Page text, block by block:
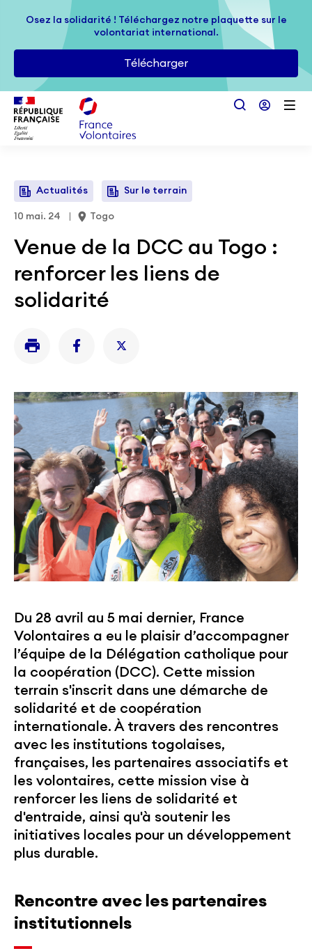
Passer au contenu principal
Osez la solidarité ! Téléchargez notre plaquette sur le
volontariat international.
Télécharger
Osez la solidarité ! Téléchargez notre plaquette sur le
volontariat international.
Télécharger
Actualités Sur le terrain
10 mai. 24 Togo
Venue de la DCC au Togo :
renforcer les liens de
solidarité
Du 28 avril au 5 mai dernier, France
Volontaires a eu le plaisir d’accompagner
l’équipe de la Délégation catholique pour
la coopération (DCC). Cette mission
terrain s'inscrit dans une démarche de
solidarité et de coopération
internationale. À travers des rencontres
avec les institutions togolaises,
françaises, les partenaires associatifs et
les volontaires, cette mission vise à
renforcer les liens de solidarité et
d'entraide, ainsi qu'à soutenir les
initiatives locales pour un développement
plus durable.
Rencontre avec les partenaires
institutionnels